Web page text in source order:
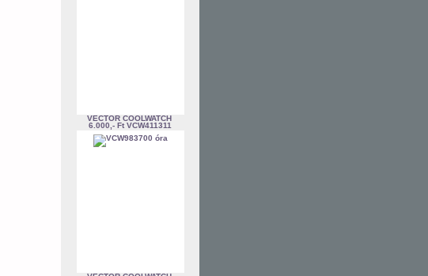
VECTOR COOLWATCH
6.000,- Ft VCW411311